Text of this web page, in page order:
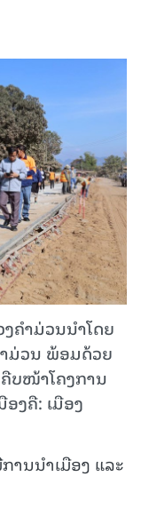
ຄໍາມ່ວນນໍາໂດຍ
ມ່ວນ ພ້ອມດ້ວຍ
ບໜ້າໂຄງການ
ງຄື: ເມືອງ
ານນໍາເມືອງ ແລະ